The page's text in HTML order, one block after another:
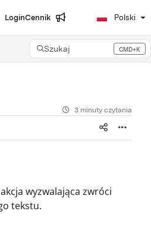
LoginCennik Polski
Szukaj CMD+K
Press CMD+K to open search
3 minuty czytania
wyzwalająca zwróci
tekstu.